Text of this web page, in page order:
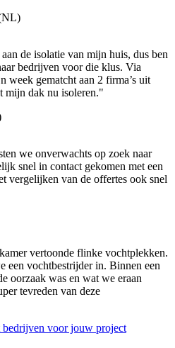
de isolatie van mijn huis, dus ben
bedrijven voor die klus. Via
week gematcht aan 2 firma’s uit
mijn dak nu isoleren."
we onverwachts op zoek naar
snel in contact gekomen met een
vergelijken van de offertes ook snel
vertoonde flinke vochtplekken.
een vochtbestrijder in. Binnen een
oorzaak was en wat we eraan
tevreden van deze
voor jouw project